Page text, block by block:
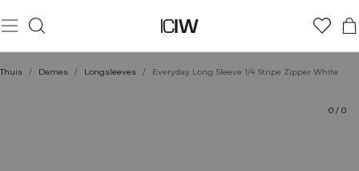
Thuis / Dames / Longsleeves / Everyday Long Sleeve 1/4 Stripe Zipper White
0 / 0